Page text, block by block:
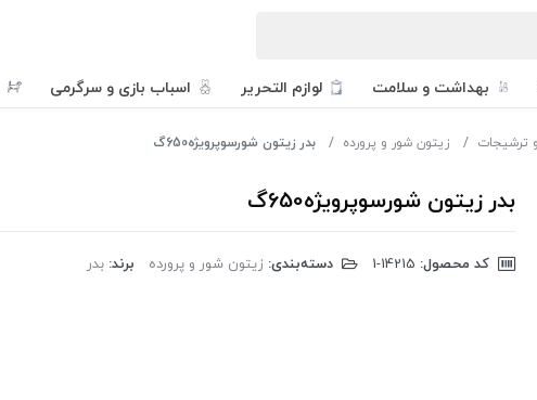
بهداشت و سلامت لوازم التحریر اسباب بازی و سرگرمی
ترشیجات زیتون شور و پرورده بدر زیتون شورسوپرویژه650گ
بدر زیتون شورسوپرویژه650گ
کد محصول: دسته‌بندی: زیتون شور و پرورده برند: بدر